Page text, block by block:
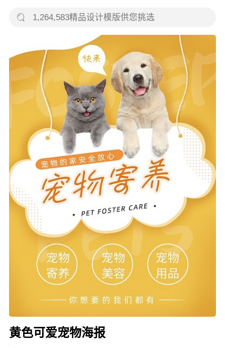
黄色可爱宠物海报